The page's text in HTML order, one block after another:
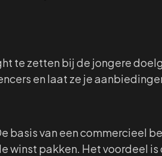
te zetten bij de jongere
en laat ze je
basis van een commercieel
winst pakken. Het voordeel